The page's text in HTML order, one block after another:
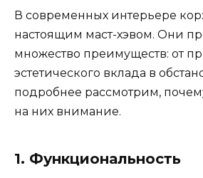
В современных интерьере
настоящим маст-хэвом. Они
множество преимуществ: от
эстетического вклада в
подробнее рассмотрим,
на них внимание.
1. Функциональность